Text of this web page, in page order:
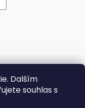
Dalším
souhlas s